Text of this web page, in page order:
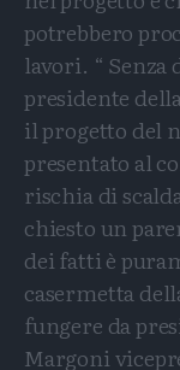
potrebbero
lavori. “
presidente
il progetto del
presentato al
rischia di
chiesto un
dei fatti è
casermetta
fungere da
Margoni